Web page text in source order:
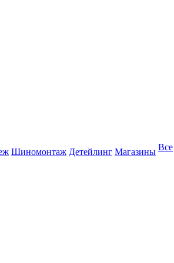
Шиномонтаж Детейлинг Магазины Все